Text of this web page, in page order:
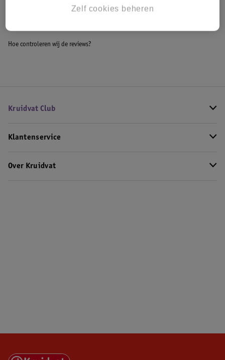
Hoe controleren wij de reviews?
Kruidvat Club
Klantenservice
Over Kruidvat
Zelf cookies beheren